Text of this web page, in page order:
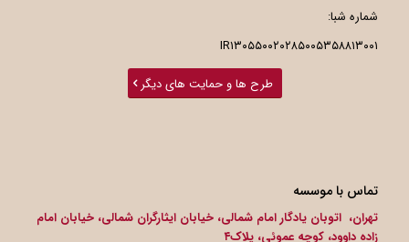
شماره شبا:
IR۱۳۰۵۵۰۰۲۰۲۸۵۰۰۵۳۵۸۸۱۳۰۰۱
طرح ها و حمایت های دیگر
تماس با موسسه
تهران، اتوبان یادگار امام شمالی، خیابان ایثارگران شمالی، خیابان امام
زاده داوود، کوچه عموئی، پلاک۴